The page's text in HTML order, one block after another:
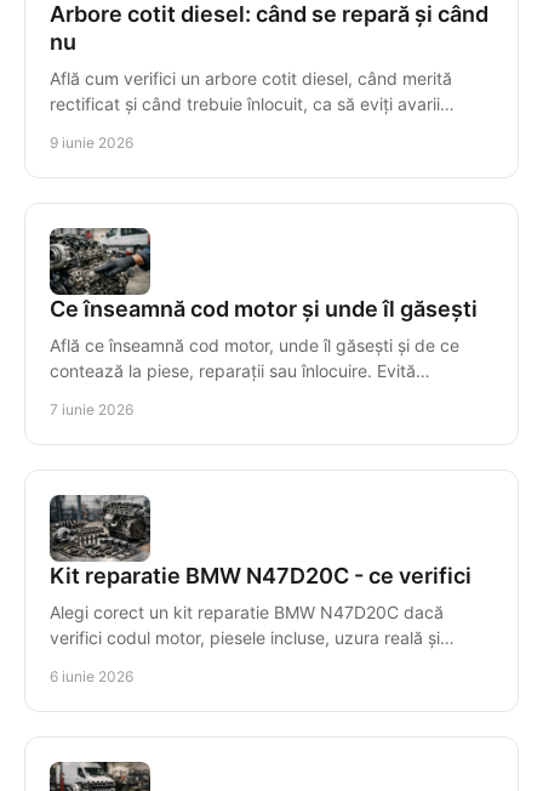
Arbore cotit diesel: când se repară și când
nu
Află cum verifici un arbore cotit diesel, când merită
rectificat și când trebuie înlocuit, ca să eviți avarii
9 iunie 2026
Ce înseamnă cod motor și unde îl găsești
Află ce înseamnă cod motor, unde îl găsești și de ce
contează la piese, reparații sau înlocuire. Evită
7 iunie 2026
Kit reparatie BMW N47D20C - ce verifici
Alegi corect un kit reparatie BMW N47D20C dacă
verifici codul motor, piesele incluse, uzura reală și
6 iunie 2026